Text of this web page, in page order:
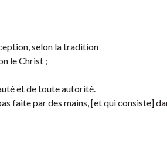
selon la tradition
le Christ ;
et de toute autorité.
faite par des mains, [et qui consiste]